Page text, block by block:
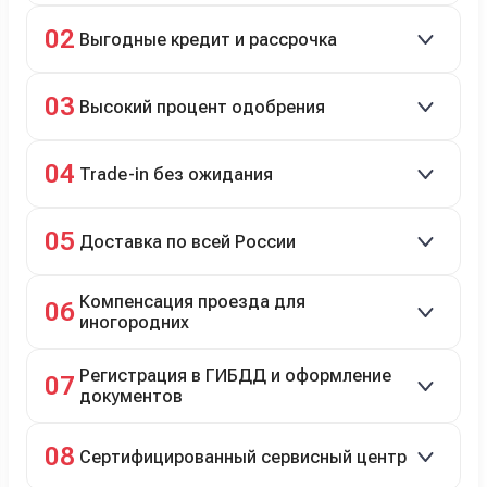
подержанные авто.
02 Выгодные кредит и рассрочка
рассрочка 0% на 2 года при первом взносе 35–50%.
03 Высокий процент одобрения
04 Trade-in без ожидания
05 Доставка по всей России
06 Компенсация проезда для
иногородних
07 Регистрация в ГИБДД и оформление
документов
08 Сертифицированный сервисный центр